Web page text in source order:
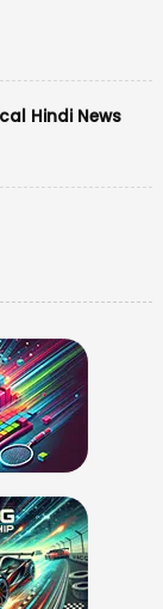
Hindi News
मेष- आज आपका दिन
नए काम शुरू करने के
परिवार के साथ समय